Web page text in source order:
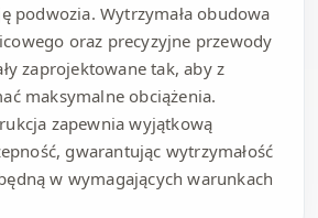
podwozia. Wytrzymała obudowa
oraz precyzyjne przewody
zaprojektowane tak, aby z
maksymalne obciążenia.
zapewnia wyjątkową
gwarantując wytrzymałość
w wymagających warunkach